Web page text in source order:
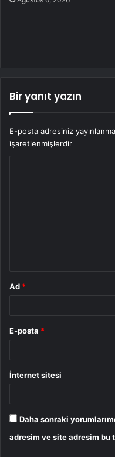
Bir yanıt yazın
E-posta adresiniz
işaretlenmişlerdir
Ad *
E-posta *
İnternet sitesi
Daha sonraki
adresim ve site adresim bu